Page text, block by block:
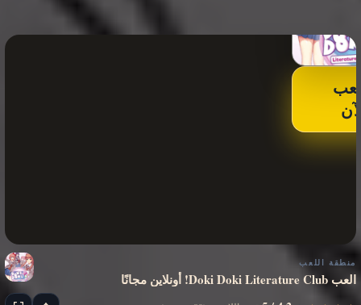
منطقة اللعب
العب Doki Doki Literature Club! أونلاين مجانًا